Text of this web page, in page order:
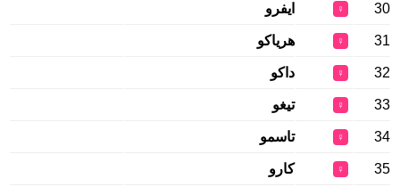
30
♀ ايفرو
31
♀ هرياكو
32
♀ داكو
33
♀ تيغو
34
♀ تاسمو
35
♀ كارو